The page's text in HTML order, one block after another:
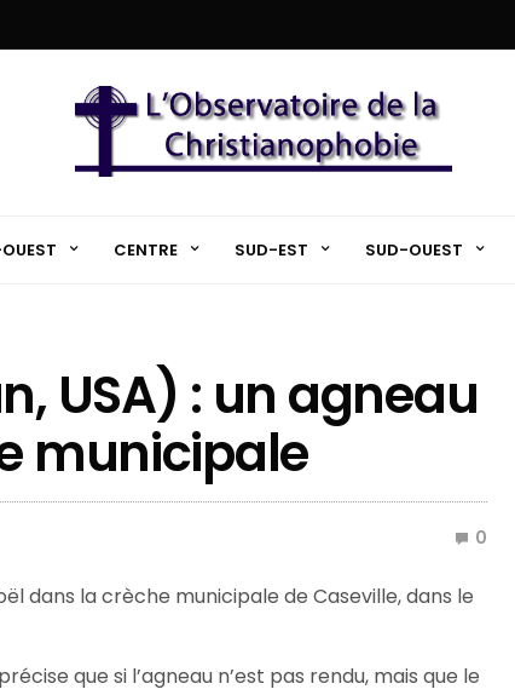
CENTRE SUD-EST SUD-OUEST
USA) : un agneau
municipale
0
dans la crèche municipale de Caseville, dans le
que si l’agneau n’est pas rendu, mais que le